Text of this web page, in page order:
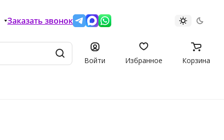
Заказать звонок
Войти Избранное Корзина